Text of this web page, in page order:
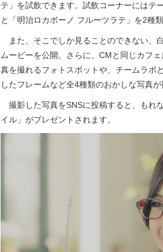
テ」を試飲できます。試飲コーナーにはテ
と「明治ロカボーノ フルーツラテ」を2種
また、そこでしか見ることのできない、
ムービーを公開。さらに、CMと同じカフ
真を撮れるフォトスポットや、チームラボ
したフレームなど全4種類のおかしな写真
撮影した写真をSNSに投稿すると、もれ
イル」がプレゼントされます。